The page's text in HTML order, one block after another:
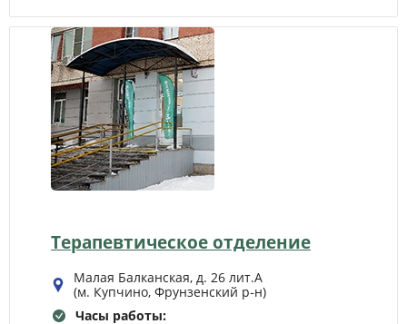
Терапевтическое отделение
Малая Балканская, д. 26 лит.А
(м. Купчино, Фрунзенский р‑н)
Часы работы: